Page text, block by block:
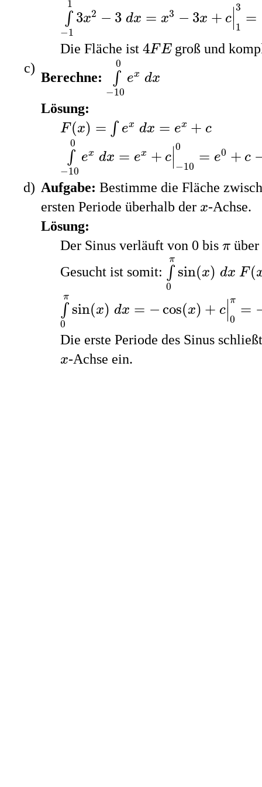
1
∫
−1
3x2 − 3 dx = x3 − 3x + c ∣3
1
=
Die Fläche ist4FE
4 FE groß und
Berechne:
0
∫
−10
ex dx
∫−100 ex dx
Lösung:
F(x) = ∫ ex dx = ex + c
F(x)= d = x
0
∫
−10
ex dx = ex + c ∣0
−10
= e0 + c
∫−100 d x= x+ 10 = e0
Aufgabe: Bestimme die Fläche
ersten Periode überhalb der x
x-Achse.
Lösung:
Der Sinus verläuft von 0 bisπ
π
Gesucht ist somit:
π
∫
0
sin(x) dx
∫0πsin(x) dx
F(
F(x
π
∫
0
sin(x) dx = − cos(x) + c∣∣
π
0
=
∫0 (x
Die erste Periode des Sinus
x
x-Achse ein.